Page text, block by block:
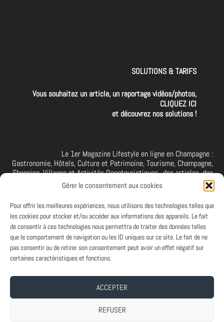
Gérer le consentement aux cookies
Pour offrir les meilleures expériences, nous utilisons des technologies telles que
les cookies pour stocker et/ou accéder aux informations des appareils. Le fait
de consentir à ces technologies nous permettra de traiter des données telles
que le comportement de navigation ou les ID uniques sur ce site. Le fait de ne
pas consentir ou de retirer son consentement peut avoir un effet négatif sur
certaines caractéristiques et fonctions.
ACCEPTER
REFUSER
SOLUTIONS & TARIFS
Vous souhaitez un article, un reportage vidéos/photos,
CLIQUEZ ICI
et découvrez nos solutions !
Le 1er Magazine Lifestyle en ligne en Champagne :
Gastronomie, Hôtels, Culture et Patrimoine, Tourisme, Champagne,
Shopping, Villages et Activités Oenotouristiques.. des articles, des
interviews, des vidéos et photos de la Champagne. A retrouver et à
suivre aussi sur facebook I X I Threads I YouTube I TikTok I
Instagram I Linkedin
PARTENAIRES
Et vous ? Vous souhaitez devenir Partenaire d'Art de Vivre à la
Champenoise, n'hésitez pas à nous contacter.
A PROPOS-ABONNEMENT NEWSLETTER-MENTIONS LEGALES